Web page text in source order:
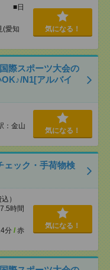
■日
(愛知
気になる！
際スポーツ大会の
N1[アルバイ
：金山
気になる！
ェック・手荷物検
）
時間
分 / 赤
気になる！